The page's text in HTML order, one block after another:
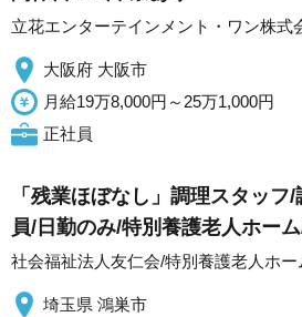
立花エンターテインメント・ワン株式
大阪府 大阪市
月給19万8,000円～25万1,000円
正社員
「残業ほぼなし」調理スタッ
員/日勤のみ/特別養護老人ホー
社会福祉法人友仁会/特別養護老人ホー
埼玉県 鴻巣市